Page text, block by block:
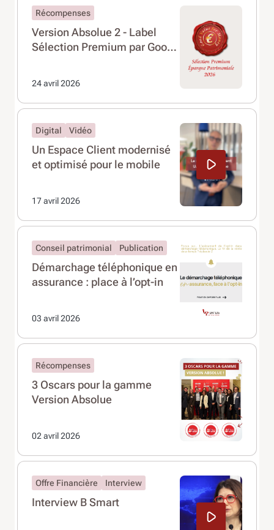
Récompenses
Version Absolue 2 - Label
Sélection Premium par Good
24 avril 2026
Digital Vidéo
Un Espace Client modernisé
et optimisé pour le mobile
17 avril 2026
Conseil patrimonial Publication
Démarchage téléphonique en
assurance : place à l’opt-in
03 avril 2026
Récompenses
3 Oscars pour la gamme
Version Absolue
02 avril 2026
Offre Financière Interview
Interview B Smart